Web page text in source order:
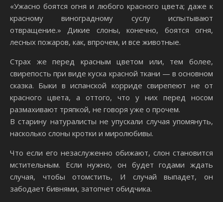
«Ужасно боятся огня и любого красного цвета; даже к
красному виноградному суслу испытывают
отвращение.» Дикие слоны, конечно, боятся огня,
лесных пожаров, как, впрочем, и все животные.
Страх же перед красным цветом или, тем более,
свирепость при виде куска красной ткани — в основном
сказка. Быки в испанской корриде свирепеют не от
красного цвета, а оттого, что у них перед носом
размахивают тряпкой, не говоря уже о прочем.
В старину натуралисты не упускали случая упомянуть,
насколько слоны кротки и миролюбивы.
Что если его незаслуженно обижают, слон становится
мстительным. Если нужно, он будет годами ждать
случая, чтобы отомстить, И случай выпадет, он
забодает бивнями, затопчет обидчика.